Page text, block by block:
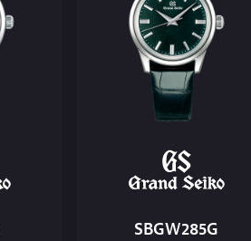
SBGW285G